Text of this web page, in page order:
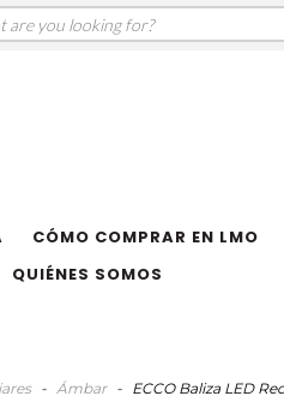
CÓMO COMPRAR EN LMO
QUIÉNES SOMOS
- Ámbar - ECCO Baliza LED